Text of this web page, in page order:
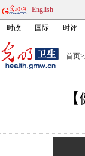
English
时政 国际 时评
首页>